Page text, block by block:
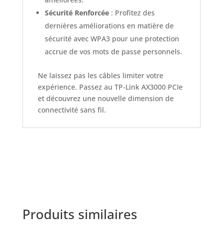
Sécurité Renforcée: Profitez des
dernières améliorations en matière de
sécurité avec WPA3 pour une protection
accrue de vos mots de passe personnels.
Ne laissez pas les câbles limiter votre
expérience. Passez au TP-Link AX3000 PCIe
et découvrez une nouvelle dimension de
connectivité sans fil.
Produits similaires